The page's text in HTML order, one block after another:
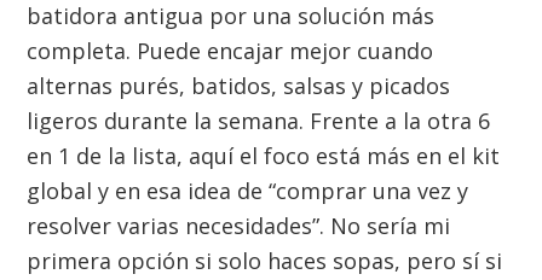
batidora antigua por una solución más
completa. Puede encajar mejor cuando
alternas purés, batidos, salsas y picados
ligeros durante la semana. Frente a la otra 6
en 1 de la lista, aquí el foco está más en el kit
global y en esa idea de “comprar una vez y
resolver varias necesidades”. No sería mi
primera opción si solo haces sopas, pero sí si